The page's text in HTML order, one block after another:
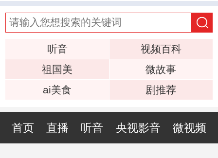
听音
视频百科
祖国美
微故事
ai美食
剧推荐
首页 直播 听音 央视影音 微视频